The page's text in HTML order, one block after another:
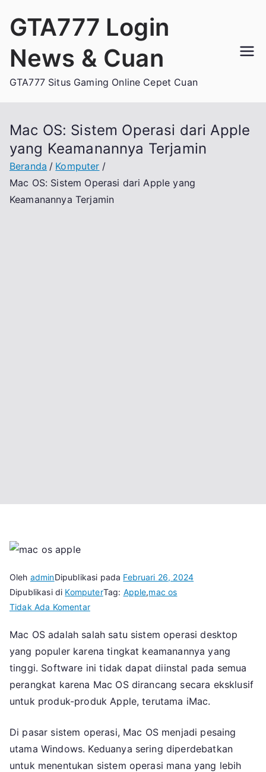
GTA777 Login
News & Cuan
GTA777 Situs Gaming Online Cepet Cuan
Mac OS: Sistem Operasi dari Apple
yang Keamanannya Terjamin
Beranda
Komputer
Mac OS: Sistem Operasi dari Apple yang
Keamanannya Terjamin
Oleh adminDipublikasi pada Februari 26, 2024
Dipublikasi di KomputerTag: Apple,mac os
Tidak Ada Komentarpada
OS:
Sistem
Operasi
dari
Apple
Terjamin
Mac OS adalah salah satu sistem operasi desktop
yang populer karena tingkat keamanannya yang
tinggi. Software ini tidak dapat diinstal pada semua
perangkat karena Mac OS dirancang secara eksklusif
untuk produk-produk Apple, terutama iMac.
Di pasar sistem operasi, Mac OS menjadi pesaing
utama Windows. Keduanya sering diperdebatkan
untuk menentukan sistem operasi mana yang lebih